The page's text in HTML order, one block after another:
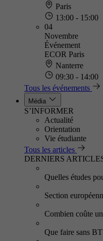
Paris
13:00 - 15:00
04
Novembre
Événement
ECOR Paris
Nanterre
09:30 - 14:00
Tous les événements
Média
S’INFORMER
Actualité
Orientation
Vie étudiante
Tous les articles
DERNIERS
Quelles études
Section
Combien coûte
Que faire sans